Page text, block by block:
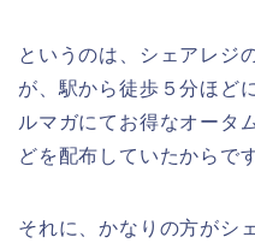
というのは、シェアレジ
が、駅から徒歩５分ほど
ルマガにてお得なオータ
どを配布していたからです
それに、かなりの方がシ